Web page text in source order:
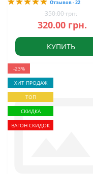
Отзывов - 22
350.00 грн.
320.00 грн.
КУПИТЬ
-23%
ХИТ ПРОДАЖ
ТОП
СКИДКА
ВАГОН СКИДОК